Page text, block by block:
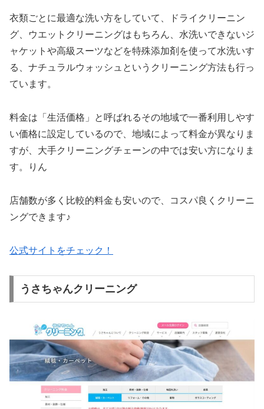
衣類ごとに最適な洗い方をしていて、ドライクリーニン
グ、ウエットクリーニングはもちろん、水洗いできないジ
ャケットや高級スーツなどを特殊添加剤を使って水洗いす
る、ナチュラルウォッシュというクリーニング方法も行っ
ています。
料金は「生活価格」と呼ばれるその地域で一番利用しやす
い価格に設定しているので、地域によって料金が異なりま
すが、大手クリーニングチェーンの中では安い方になりま
す。りん
店舗数が多く比較的料金も安いので、コスパ良くクリーニ
ングできます♪
公式サイトをチェック！
うさちゃんクリーニング